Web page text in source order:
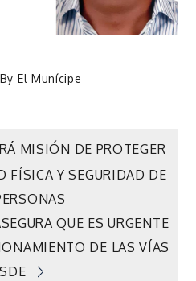
By El Munícipe
MISIÓN DE PROTEGER
FÍSICA Y SEGURIDAD DE
QUE ES URGENTE
DE LAS VÍAS